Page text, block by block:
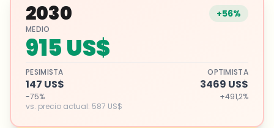
2030 +56%
MEDIO
915 US$
PESIMISTA
147 US$
-75%
OPTIMISTA
3469 US$
+491,2%
vs. precio actual: 587 US$